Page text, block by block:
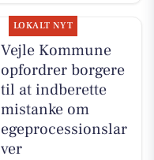
LOKALT NYT
Vejle Kommune
opfordrer borgere
til at indberette
mistanke om
egeprocessionslar
ver